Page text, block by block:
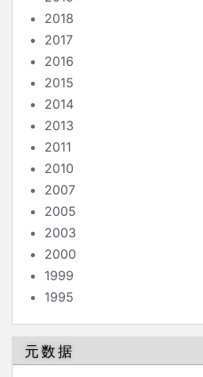
2018
2017
2016
2015
2014
2013
2011
2010
2007
2005
2003
2000
1999
1995
元数据